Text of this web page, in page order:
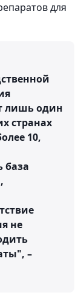
для
лишь один
странах
10,
база
не
–